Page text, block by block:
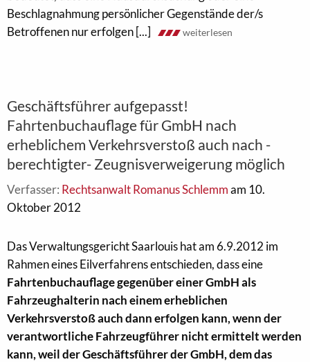
Beschlagnahmung persönlicher Gegenstände der/s
Betroffenen nur erfolgen [...]
weiterlesen
Geschäftsführer aufgepasst!
Fahrtenbuchauflage für GmbH nach
erheblichem Verkehrsverstoß auch nach -
berechtigter- Zeugnisverweigerung möglich
Verfasser: Rechtsanwalt Romanus Schlemmam 10.
Oktober 2012
Das Verwaltungsgericht Saarlouis hat am 6.9.2012 im
Rahmen eines Eilverfahrens entschieden, dass eine
Fahrtenbuchauflage gegenüber einer GmbH als
Fahrzeughalterin nach einem erheblichen
Verkehrsverstoß auch dann erfolgen kann, wenn der
verantwortliche Fahrzeugführer nicht ermittelt werden
kann, weil der Geschäftsführer der GmbH, dem das